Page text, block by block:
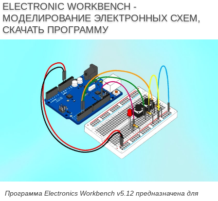
ELECTRONIC WORKBENCH -
МОДЕЛИРОВАНИЕ ЭЛЕКТРОННЫХ СХЕМ,
СКАЧАТЬ ПРОГРАММУ
Программа Electronics Workbench v5.12 предназначена для